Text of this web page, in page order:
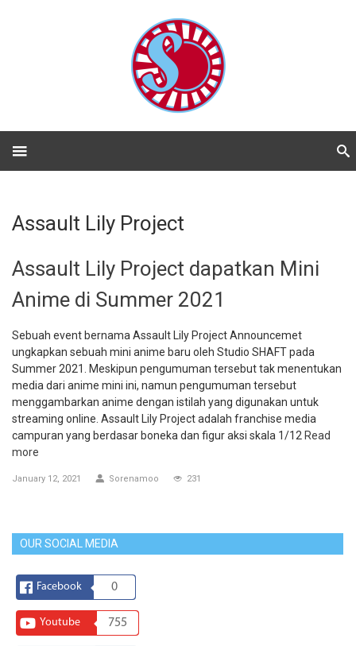
Assault Lily Project
Assault Lily Project dapatkan Mini
Anime di Summer 2021
Sebuah event bernama Assault Lily Project Announcemet
ungkapkan sebuah mini anime baru oleh Studio SHAFT pada
Summer 2021. Meskipun pengumuman tersebut tak menentukan
media dari anime mini ini, namun pengumuman tersebut
menggambarkan anime dengan istilah yang digunakan untuk
streaming online. Assault Lily Project adalah franchise media
campuran yang berdasar boneka dan figur aksi skala 1/12 Read
more
January 12, 2021 Sorenamoo 231
OUR SOCIAL MEDIA
Facebook 0
Youtube 755